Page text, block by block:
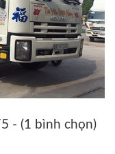
- (1 bình chọn)